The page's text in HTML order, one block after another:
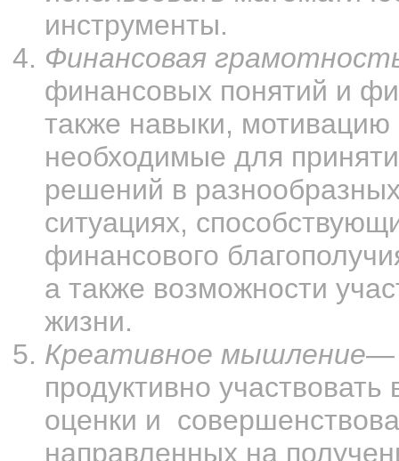
инструменты.
Финансовая
финансовых понятий и
также навыки, мотивацию
необходимые для
решений в
ситуациях,
финансового
а также возможности
жизни.
Креативное мышление—
продуктивно
оценки и
направленных на